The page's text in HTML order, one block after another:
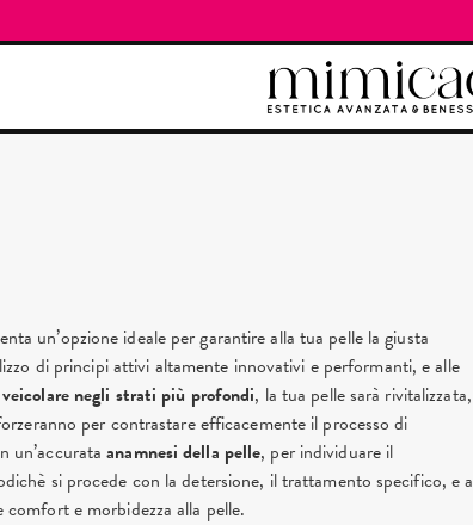
un’opzione ideale per garantire alla tua pelle la giusta
di principi attivi altamente innovativi e performanti, e alle
negli strati più profondi, la tua pelle sarà rivitalizzata,
per contrastare efficacemente il processo di
un’accurata anamnesi della pelle, per individuare il
si procede con la detersione, il trattamento specifico, e a
e morbidezza alla pelle.